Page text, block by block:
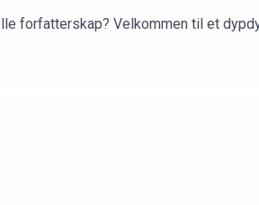
forfatterskap? Velkommen til et